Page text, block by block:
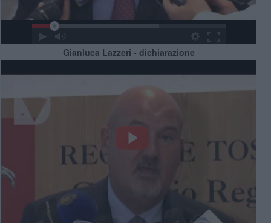
Gianluca Lazzeri - dichiarazione